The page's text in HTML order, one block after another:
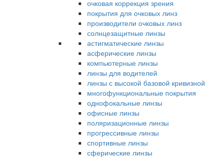
очковая коррекция зрения
покрытия для очковых линз
производители очковых линз
солнцезащитные линзы
астигматические линзы
асферические линзы
компьютерные линзы
линзы для водителей
линзы с высокой базовой кривизной
многофункциональные покрытия
однофокальные линзы
офисные линзы
поляризационные линзы
прогрессивные линзы
спортивные линзы
сферические линзы